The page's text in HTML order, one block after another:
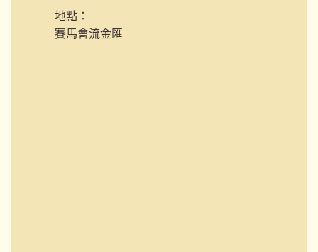
地點：
賽馬會流金匯